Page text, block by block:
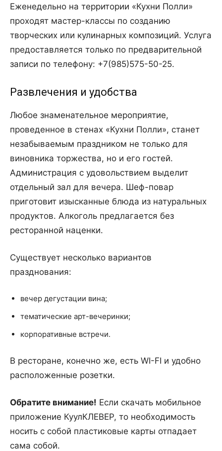
Еженедельно на территории «Кухни Полли»
проходят мастер-классы по созданию
творческих или кулинарных композиций. Услуга
предоставляется только по предварительной
записи по телефону: +7(985)575-50-25.
Развлечения и удобства
Любое знаменательное мероприятие,
проведенное в стенах «Кухни Полли», станет
незабываемым праздником не только для
виновника торжества, но и его гостей.
Администрация с удовольствием выделит
отдельный зал для вечера. Шеф-повар
приготовит изысканные блюда из натуральных
продуктов. Алкоголь предлагается без
ресторанной наценки.
Существует несколько вариантов
празднования:
вечер дегустации вина;
тематические арт-вечеринки;
корпоративные встречи.
В ресторане, конечно же, есть WI-FI и удобно
расположенные розетки.
Обратите внимание! Если скачать мобильное
приложение КуулКЛЕВЕР, то необходимость
носить с собой пластиковые карты отпадает
сама собой.